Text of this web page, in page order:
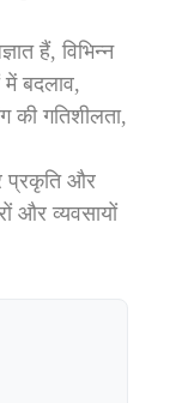
हैं, विभिन्न
बदलाव,
की गतिशीलता,
प्रकृति और
और व्यवसायों